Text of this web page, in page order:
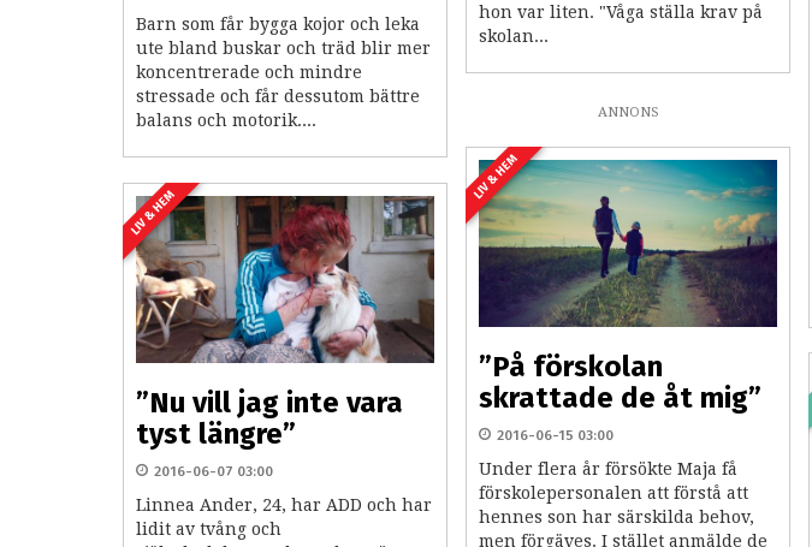
hon var liten. "Våga ställa krav på
skolan...
Barn som får bygga kojor och leka
ute bland buskar och träd blir mer
koncentrerade och mindre
stressade och får dessutom bättre
balans och motorik....
ANNONS
LIV & HEM
”På förskolan
skrattade de åt mig”
2016-06-15 03:00
Under flera år försökte Maja få
förskolepersonalen att förstå att
hennes son har särskilda behov,
men förgäves. I stället anmälde de
LIV & HEM
”Nu vill jag inte vara
tyst längre”
2016-06-07 03:00
Linnea Ander, 24, har ADD och har
lidit av tvång och